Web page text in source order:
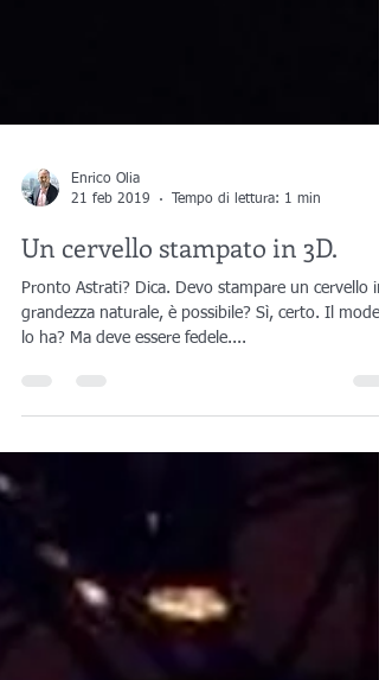
Enrico Olia
21 feb 2019
Tempo di lettura: 1 min
Un cervello stampato in 3D.